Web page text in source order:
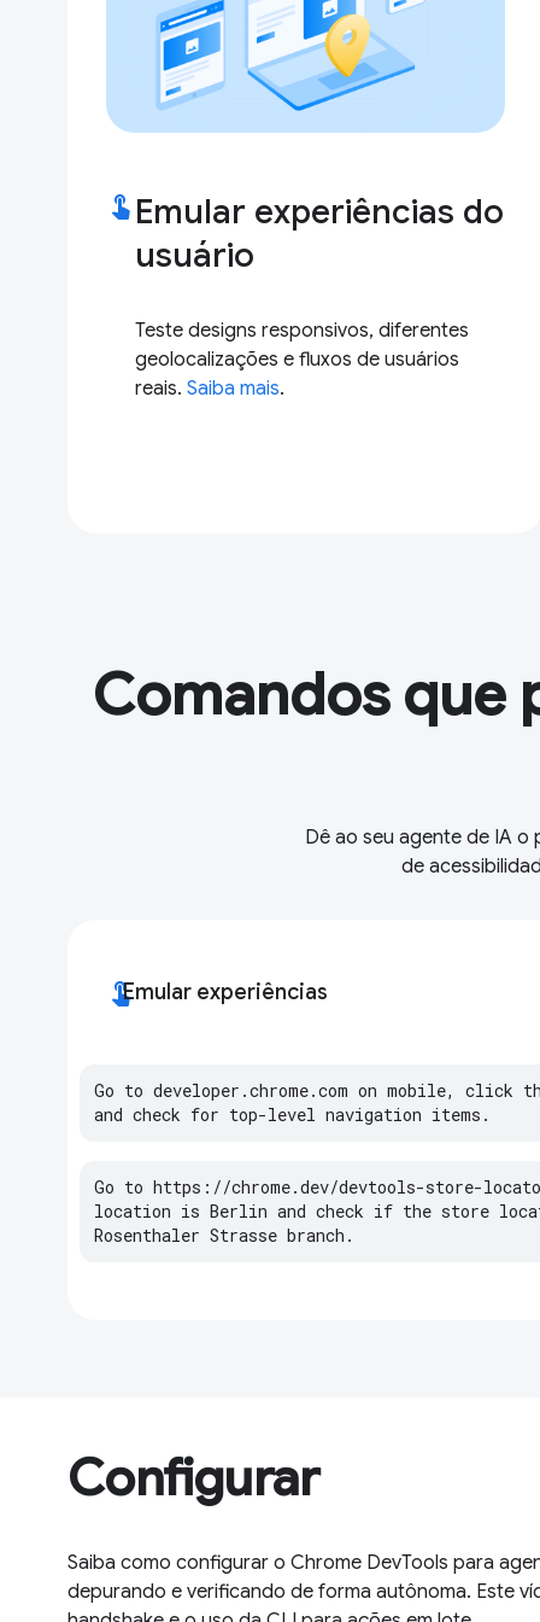
touch_app Emular experiências do
usuário
Teste designs responsivos, diferentes
geolocalizações e fluxos de usuários
reais. Saiba mais.
Comandos que
Dê ao seu agente de IA
de
touch_appEmular experiências
Go to developer .chrome.com on mobile, click
and check for top-level navigation items .
Go to https : //chrome.dev/devtools-store-
location is Berlin and check if the store
Rosenthaler Strasse branch .
Configurar
Saiba como configurar o Chrome DevTools para
depurando e verificando de forma autônoma. Este